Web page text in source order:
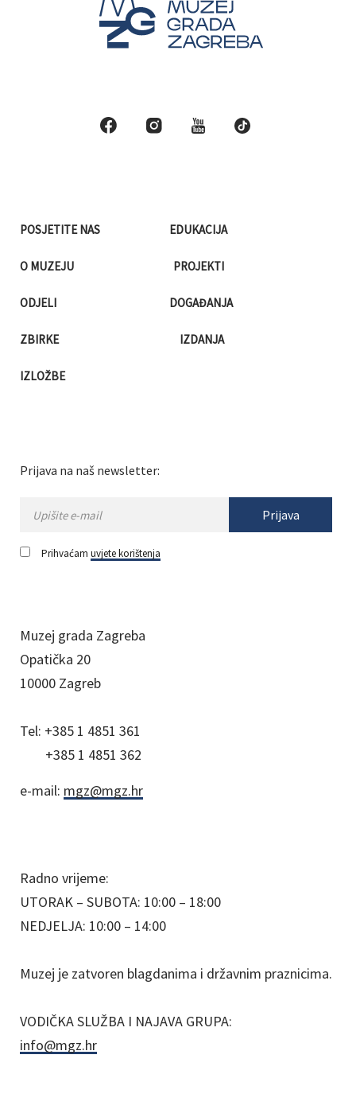
POSJETITE NAS
O MUZEJU
ODJELI
ZBIRKE
IZLOŽBE
EDUKACIJA
PROJEKTI
DOGAĐANJA
IZDANJA
Prijava na naš newsletter:
Prijava
Prihvaćam uvjete korištenja
Muzej grada Zagreba
Opatička 20
10000 Zagreb
Tel: +385 1 4851 361
+385 1 4851 362
e-mail: mgz@mgz.hr
Radno vrijeme:
UTORAK – SUBOTA: 10:00 – 18:00
NEDJELJA: 10:00 – 14:00
Muzej je zatvoren blagdanima i državnim praznicima.
VODIČKA SLUŽBA I NAJAVA GRUPA:
info@mgz.hr